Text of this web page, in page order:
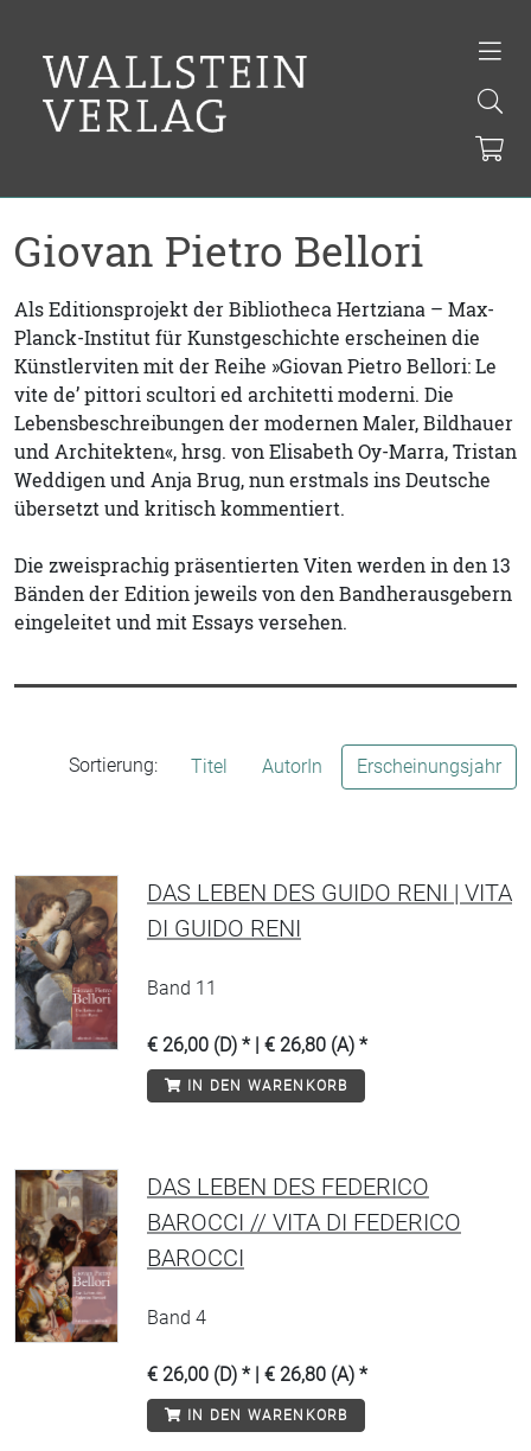
Giovan Pietro Bellori
Als Editionsprojekt der Bibliotheca Hertziana – Max-
Planck-Institut für Kunstgeschichte erscheinen die
Künstlerviten mit der Reihe »Giovan Pietro Bellori: Le
vite de’ pittori scultori ed architetti moderni. Die
Lebensbeschreibungen der modernen Maler, Bildhauer
und Architekten«, hrsg. von Elisabeth Oy-Marra, Tristan
Weddigen und Anja Brug, nun erstmals ins Deutsche
übersetzt und kritisch kommentiert.
Die zweisprachig präsentierten Viten werden in den 13
Bänden der Edition jeweils von den Bandherausgebern
eingeleitet und mit Essays versehen.
Sortierung: Titel AutorIn Erscheinungsjahr
DAS LEBEN DES GUIDO RENI | VITA
DI GUIDO RENI
Band 11
€ 26,00 (D) * | € 26,80 (A) *
IN DEN WARENKORB
DAS LEBEN DES FEDERICO
BAROCCI // VITA DI FEDERICO
BAROCCI
Band 4
€ 26,00 (D) * | € 26,80 (A) *
IN DEN WARENKORB